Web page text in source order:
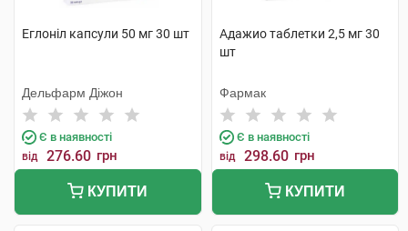
Еглоніл капсули 50 мг 30 шт
Дельфарм Діжон
Є в наявності
від 276.60 грн
КУПИТИ
Адажио таблетки 2,5 мг 30
шт
Фармак
Є в наявності
від 298.60 грн
КУПИТИ